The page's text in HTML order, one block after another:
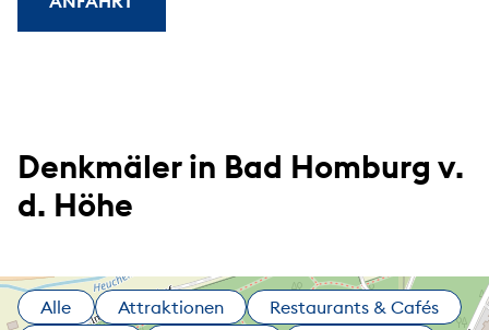
Denkmäler in Bad Homburg v.
d. Höhe
Alle Attraktionen
Restaurants & Cafés